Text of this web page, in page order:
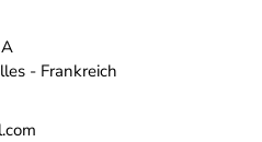
- Frankreich